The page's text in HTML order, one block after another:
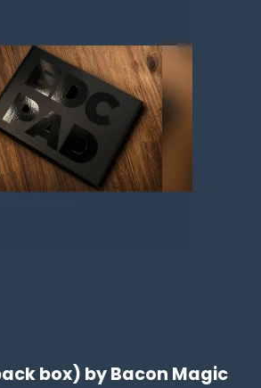
box) by Bacon Magic